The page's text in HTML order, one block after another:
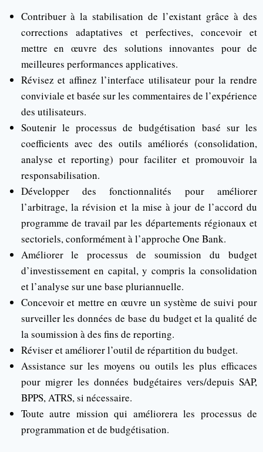
Contribuer à la stabilisation de l’existant grâce à des
corrections adaptatives et perfectives, concevoir et
mettre en œuvre des solutions innovantes pour de
meilleures performances applicatives.
Révisez et affinez l’interface utilisateur pour la rendre
conviviale et basée sur les commentaires de l’expérience
des utilisateurs.
Soutenir le processus de budgétisation basé sur les
coefficients avec des outils améliorés (consolidation,
analyse et reporting) pour faciliter et promouvoir la
responsabilisation.
Développer des fonctionnalités pour améliorer
l’arbitrage, la révision et la mise à jour de l’accord du
programme de travail par les départements régionaux et
sectoriels, conformément à l’approche One Bank.
Améliorer le processus de soumission du budget
d’investissement en capital, y compris la consolidation
et l’analyse sur une base pluriannuelle.
Concevoir et mettre en œuvre un système de suivi pour
surveiller les données de base du budget et la qualité de
la soumission à des fins de reporting.
Réviser et améliorer l’outil de répartition du budget.
Assistance sur les moyens ou outils les plus efficaces
pour migrer les données budgétaires vers/depuis SAP,
BPPS, ATRS, si nécessaire.
Toute autre mission qui améliorera les processus de
programmation et de budgétisation.